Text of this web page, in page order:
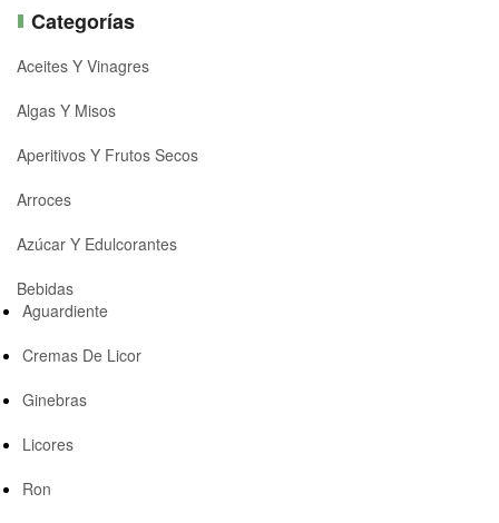
Categorías
Aceites Y Vinagres
Algas Y Misos
Aperitivos Y Frutos Secos
Arroces
Azúcar Y Edulcorantes
Bebidas
Aguardiente
Cremas De Licor
Ginebras
Licores
Ron